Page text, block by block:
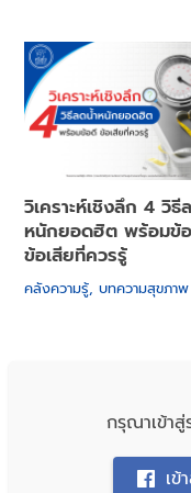
วิเคราะห์เชิงลึก 4 วิธี
หนักยอดฮิต พร้อมข้
ข้อเสียที่ควรรู้
คลังความรู้,บทความสุขภาพ
กรุณาเข้า
เ